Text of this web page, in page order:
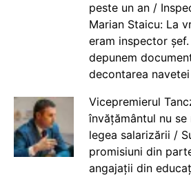
peste un an /
Marian Staicu: La
eram inspector
depunem
decontarea navetei
Vicepremierul
învățământul nu
legea salarizării /
promisiuni din
angajații din